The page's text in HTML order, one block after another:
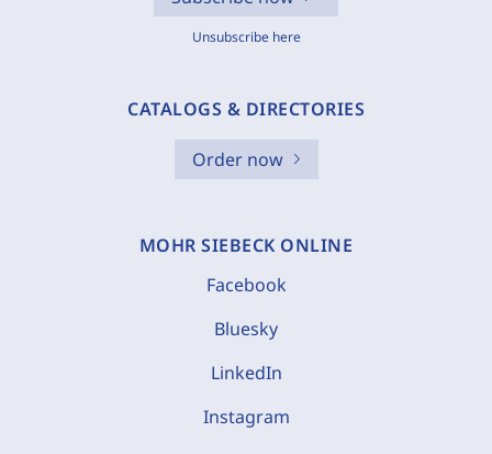
Unsubscribe here
CATALOGS & DIRECTORIES
Order now
MOHR SIEBECK ONLINE
Facebook
Bluesky
LinkedIn
Instagram